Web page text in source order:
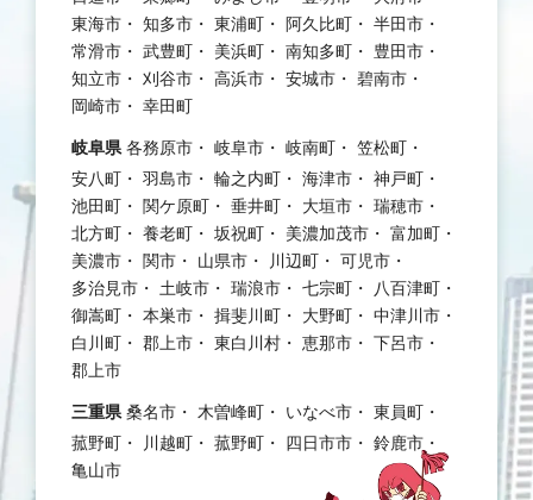
東海市
知多市 東浦町 阿久比町
半田市
常滑市
武豊町 美浜町 南知多町
豊田市
知立市
刈谷市 高浜市 安城市
碧南市
岡崎市
幸田町
岐阜県 各務原市 岐阜市 岐南町
笠松町
安八町
羽島市 輪之内町 海津市
神戸町
池田町
関ケ原町 垂井町 大垣市
瑞穂市
北方町
養老町 坂祝町 美濃加茂市
富加町
美濃市
関市 山県市 川辺町
可児市
多治見市
土岐市 瑞浪市 七宗町
八百津町
御嵩町
本巣市 揖斐川町 大野町
中津川市
白川町
郡上市 東白川村 恵那市
下呂市
郡上市
三重県 桑名市 木曽峰町 いなべ市
東員町
菰野町
川越町 菰野町 四日市市
鈴鹿市
亀山市